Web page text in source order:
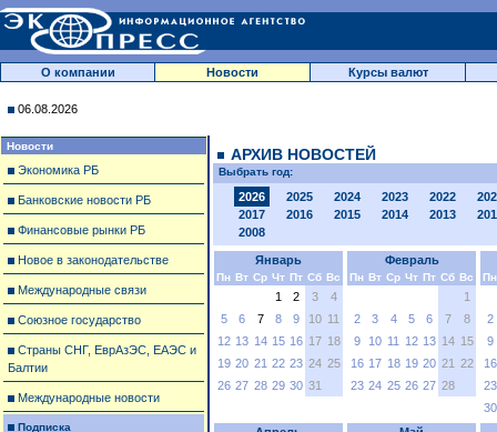
О компании Новости Курсы валют
06.08.2026
Новости
Экономика РБ
Банковские новости РБ
Финансовые рынки РБ
Новое в законодательстве
Международные связи
Союзное государство
Страны СНГ, ЕврАзЭС, ЕАЭС и
Балтии
Международные новости
Подписка
АРХИВ НОВОСТЕЙ
Выбрать год:
2026 2025 2024 2023 2022
2017
2016 2015 2014 2013
2008
Январь
Пн Вт Ср Чт Пт Сб Вс
1 2 3
4
5
6 7 8 9 10 11
12 13 14 15 16 17 18
19 20 21 22 23 24 25
26 27 28 29 30 31
Февраль
Пн Вт Ср Чт Пт Сб Вс
1
2
3 4 5 6 7
8
9
10 11 12 13 14 15
16 17 18 19 20 21 22
23 24 25 26 27 28
Пн
2
9
16
23
30